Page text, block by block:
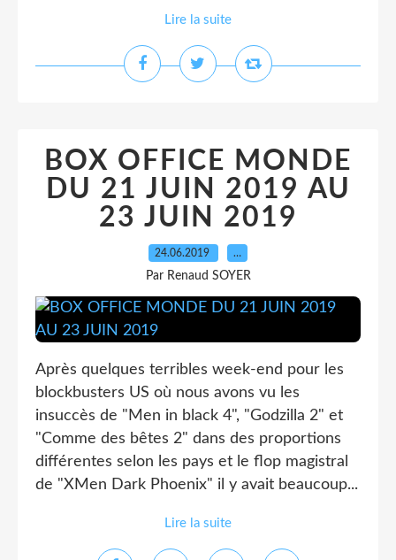
Lire la suite
BOX OFFICE MONDE
DU 21 JUIN 2019 AU
23 JUIN 2019
24.06.2019 …
Par Renaud SOYER
Après quelques terribles week-end pour les
blockbusters US où nous avons vu les
insuccès de "Men in black 4", "Godzilla 2" et
"Comme des bêtes 2" dans des proportions
différentes selon les pays et le flop magistral
de "XMen Dark Phoenix" il y avait beaucoup...
Lire la suite